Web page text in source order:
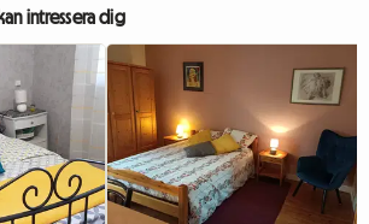
intressera dig